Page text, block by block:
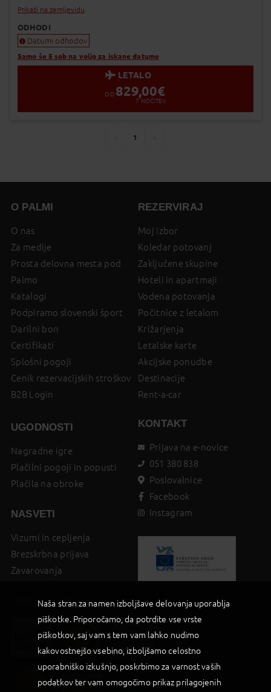
Prikaži na zemljevidu
ODHODI
Datumi odhodov
Samo še 5 sob na voljo za iskane datume
LETALO
OD 829,00€
7 NOČITEV
You're
1
O PALMI
O nas
Za medije
Prosta delovna mesta pod
Palmo
Katalogi
Podpiramo slovenski šport
Darilni bon
Certifikati
Splošni pogoji
Cenik rezervacijskih stroškov
B2B Login
UGODNOSTI
Nagradne igre
Plačilni pogoji in popusti
Plačila na obroke
NASVETI
Vizumi in cepljenja
Brezskrbna prijava
Zavarovanja
REZERVIRAJ
Moj izbor
Koledar potovanj
Zaključene skupine
Hoteli in apartmaji
Vodena potovanja
Počitnice z letalom
Križarjenja
Letalske karte
Akcijske ponudbe
Destinacije
Rent-a-car
KONTAKT
Prijava na e-novice
051 380 838
Poslovalnice
Facebook
Instagram
CERTIFIKATI
Naša stran za namen izboljšave delovanja uporablja
piškotke. Priporočamo, da potrdite vse vrste
piškotkov, saj vam s tem vam lahko nudimo
kakovostnejšo vsebino, izboljšamo celostno
uporabniško izkušnjo, poskrbimo za varnost vaših
podatkov ter vam omogočimo prikaz prilagojenih